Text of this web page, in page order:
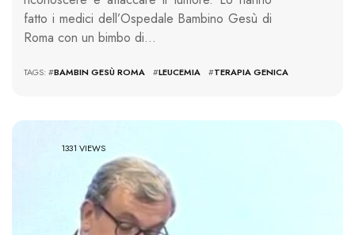
fatto i medici dell’Ospedale Bambino Gesù di
Roma con un bimbo di…
TAGS: #BAMBIN GESÙ ROMA #LEUCEMIA #TERAPIA GENICA
1331 VIEWS